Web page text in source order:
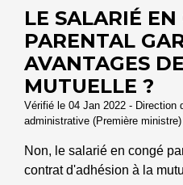
LE SALARIÉ EN
PARENTAL
AVANTAGES
MUTUELLE ?
Vérifié le 04 Jan 2022 - Direction
administrative (Première ministre)
Non, le salarié en congé
contrat d'adhésion à la